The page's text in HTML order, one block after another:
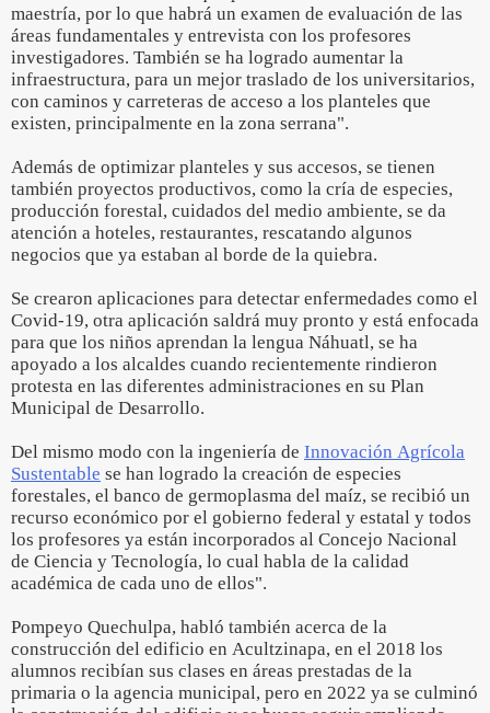
maestría, por lo que habrá un examen de evaluación de las
áreas fundamentales y entrevista con los profesores
investigadores. También se ha logrado aumentar la
infraestructura, para un mejor traslado de los universitarios,
con caminos y carreteras de acceso a los planteles que
existen, principalmente en la zona serrana".
Además de optimizar planteles y sus accesos, se tienen
también proyectos productivos, como la cría de especies,
producción forestal, cuidados del medio ambiente, se da
atención a hoteles, restaurantes, rescatando algunos
negocios que ya estaban al borde de la quiebra.
Se crearon aplicaciones para detectar enfermedades como el
Covid-19, otra aplicación saldrá muy pronto y está enfocada
para que los niños aprendan la lengua Náhuatl, se ha
apoyado a los alcaldes cuando recientemente rindieron
protesta en las diferentes administraciones en su Plan
Municipal de Desarrollo.
Del mismo modo con la ingeniería de Innovación Agrícola
Sustentable se han logrado la creación de especies
forestales, el banco de germoplasma del maíz, se recibió un
recurso económico por el gobierno federal y estatal y todos
los profesores ya están incorporados al Concejo Nacional
de Ciencia y Tecnología, lo cual habla de la calidad
académica de cada uno de ellos".
Pompeyo Quechulpa, habló también acerca de la
construcción del edificio en Acultzinapa, en el 2018 los
alumnos recibían sus clases en áreas prestadas de la
primaria o la agencia municipal, pero en 2022 ya se culminó